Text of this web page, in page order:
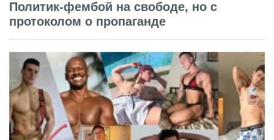
Политик-фембой на свободе, но с
протоколом о пропаганде